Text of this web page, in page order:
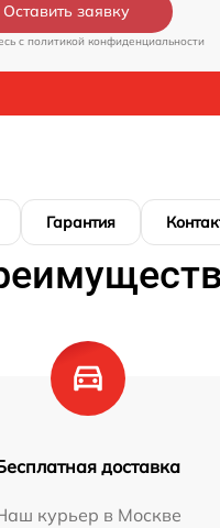
Оставить заявку
c политикой конфиденциальности
Гарантия
доставка
курьер в Москве